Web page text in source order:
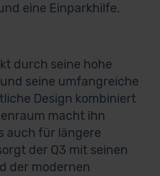
eine Einparkhilfe.
durch seine hohe
seine umfangreiche
Design kombiniert
macht ihn
auch für längere
der Q3 mit seinen
der modernen